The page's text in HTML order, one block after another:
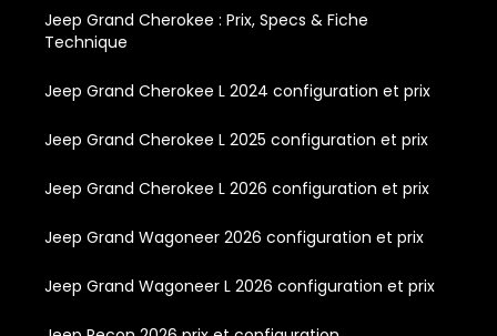
Jeep Grand Cherokee : Prix, Specs & Fiche
Technique
Jeep Grand Cherokee L 2024 configuration et prix
Jeep Grand Cherokee L 2025 configuration et prix
Jeep Grand Cherokee L 2026 configuration et prix
Jeep Grand Wagoneer 2026 configuration et prix
Jeep Grand Wagoneer L 2026 configuration et prix